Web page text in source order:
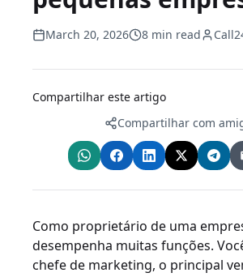
March 20, 2026 8 min read
Compartilhar este artigo
Compartilhar com
Como proprietário de uma
desempenha muitas funções.
chefe de marketing, o principal